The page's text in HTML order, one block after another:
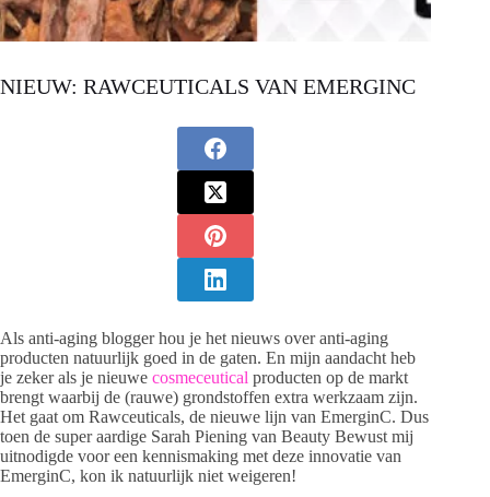
NIEUW: RAWCEUTICALS VAN EMERGINC
Als anti-aging blogger hou je het nieuws over anti-aging
producten natuurlijk goed in de gaten. En mijn aandacht heb
je zeker als je nieuwe cosmeceutical producten op de markt
brengt waarbij de (rauwe) grondstoffen extra werkzaam zijn.
Het gaat om Rawceuticals, de nieuwe lijn van EmerginC. Dus
toen de super aardige Sarah Piening van Beauty Bewust mij
uitnodigde voor een kennismaking met deze innovatie van
EmerginC, kon ik natuurlijk niet weigeren!